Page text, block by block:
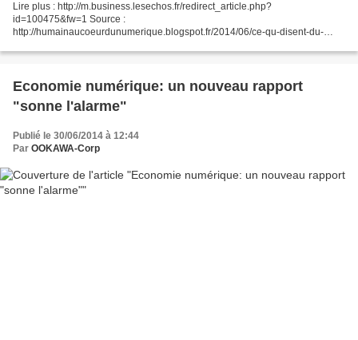
Lire plus : http://m.business.lesechos.fr/redirect_article.php?
id=100475&fw=1 Source :
http://humainaucoeurdunumerique.blogspot.fr/2014/06/ce-qu-disent-du-
l'équivalent d'une révolution...
Economie numérique: un nouveau rapport
"sonne l'alarme"
Publié le 30/06/2014 à 12:44
Par OOKAWA-Corp